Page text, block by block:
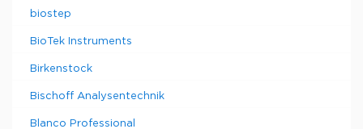
biostep
BioTek Instruments
Birkenstock
Bischoff Analysentechnik
Blanco Professional